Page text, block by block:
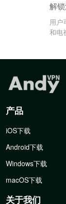
解
用户
和电
产品
iOS下载
Android下载
Windows下载
macOS下载
关于我们